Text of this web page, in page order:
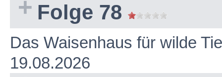
Folge 78
Das Waisenhaus für wilde
19.08.2026